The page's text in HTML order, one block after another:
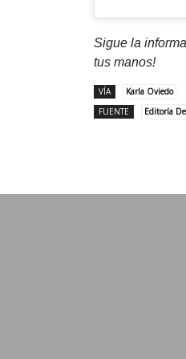
Sigue la
tus manos!
VÍA
Karla Oviedo
FUENTE
Editoría